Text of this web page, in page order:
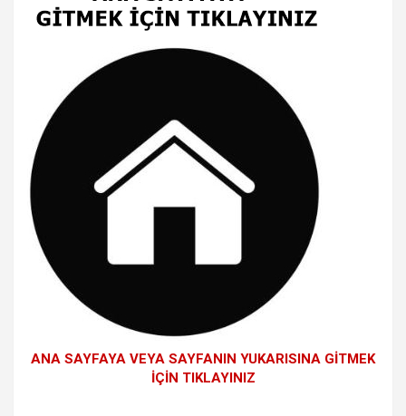
ANA SAYFAYA VEYA SAYFANIN YUKARISINA GİTMEK
İÇİN TIKLAYINIZ